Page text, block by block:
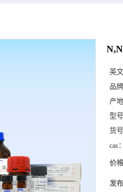
英
品
产
型
货
cas
价
发